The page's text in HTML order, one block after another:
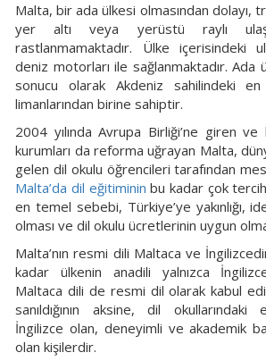
Malta, bir ada ülkesi olmasından dolayı,
yer altı veya yerüstü raylı
rastlanmamaktadır. Ülke içerisindeki
deniz motorları ile sağlanmaktadır. Ada
sonucu olarak Akdeniz sahilindeki
limanlarından birine sahiptir.
2004 yılında Avrupa Birliği’ne giren
kurumları da reforma uğrayan Malta,
gelen dil okulu öğrencileri tarafından
Malta’da dil eğitiminin bu kadar çok
en temel sebebi, Türkiye’ye yakınlığı,
olması ve dil okulu ücretlerinin uygun
Malta’nın resmi dili Maltaca ve
kadar ülkenin anadili yalnızca
Maltaca dili de resmi dil olarak kabul
sanıldığının aksine, dil okullarındaki
İngilizce olan, deneyimli ve akademik
olan kişilerdir.